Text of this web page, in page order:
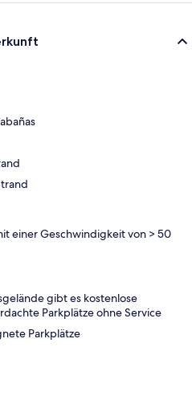
einer Geschwindigkeit von > 50
gibt es kostenlose
Parkplätze ohne Service
Parkplätze